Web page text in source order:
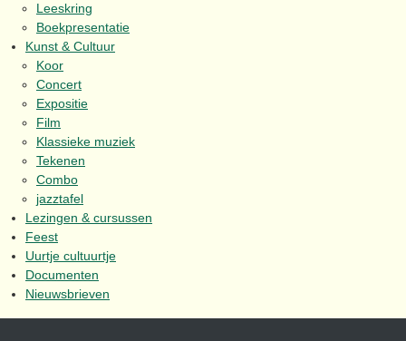
Leeskring
Boekpresentatie
Kunst & Cultuur
Koor
Concert
Expositie
Film
Klassieke muziek
Tekenen
Combo
jazztafel
Lezingen & cursussen
Feest
Uurtje cultuurtje
Documenten
Nieuwsbrieven